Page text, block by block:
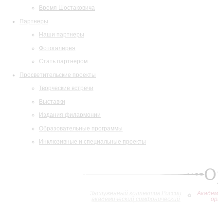
Время Шостаковича
Партнеры
Наши партнеры
Фотогалерея
Стать партнером
Просветительские проекты
Творческие встречи
Выставки
Издания филармонии
Образовательные программы
Инклюзивные и специальные проекты